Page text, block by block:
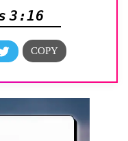
3:16